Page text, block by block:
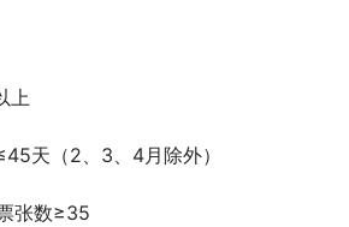
上
天（2、3、4月除外）
张数≥35